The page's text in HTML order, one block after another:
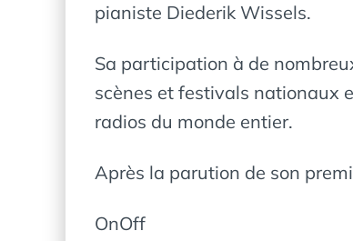
pianiste Diederik Wissels.
Sa participation à de
scènes et festivals nationaux
radios du monde entier.
Après la parution de son
OnOff